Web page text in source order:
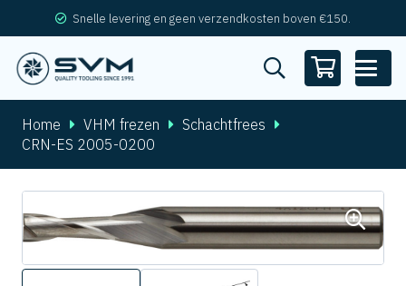
Snelle levering en geen verzendkosten boven €150.
Home VHM frezen
Schachtfrees
CRN-ES 2005-0200